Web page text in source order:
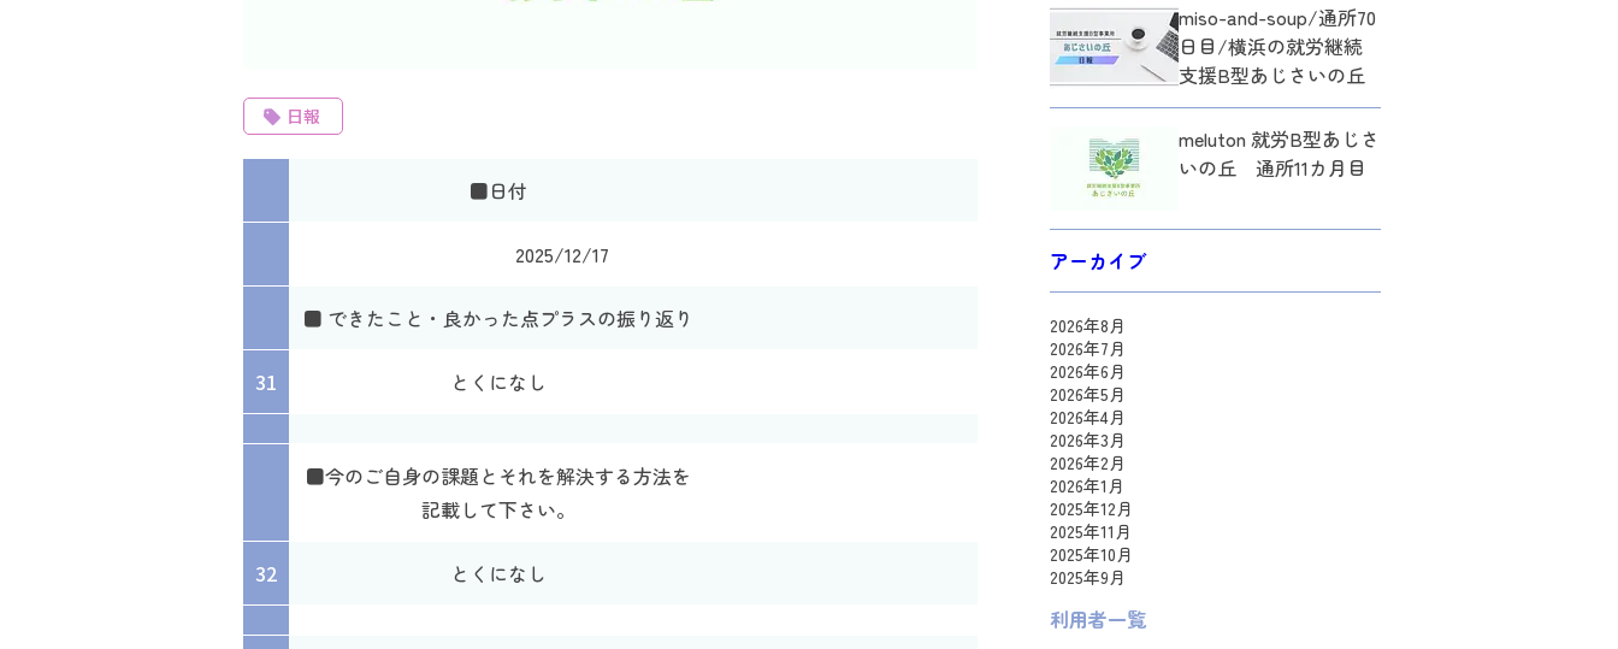
日報
■日付
2025/12/17
■ できたこと・良かった点プラスの振り返り
31 とくになし
■今のご自身の課題とそれを解決する方法を
記載して下さい。
32 とくになし
miso-and-soup/通所70
日目/横浜の就労継続
支援B型あじさいの丘
meluton 就労B型あじさ
いの丘 通所11カ月目
アーカイブ
2026年8月
2026年7月
2026年6月
2026年5月
2026年4月
2026年3月
2026年2月
2026年1月
2025年12月
2025年11月
2025年10月
2025年9月
利用者一覧